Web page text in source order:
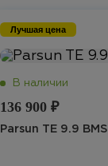
Лучшая цена
136 900 ₽
Parsun TE 9.9 BMS